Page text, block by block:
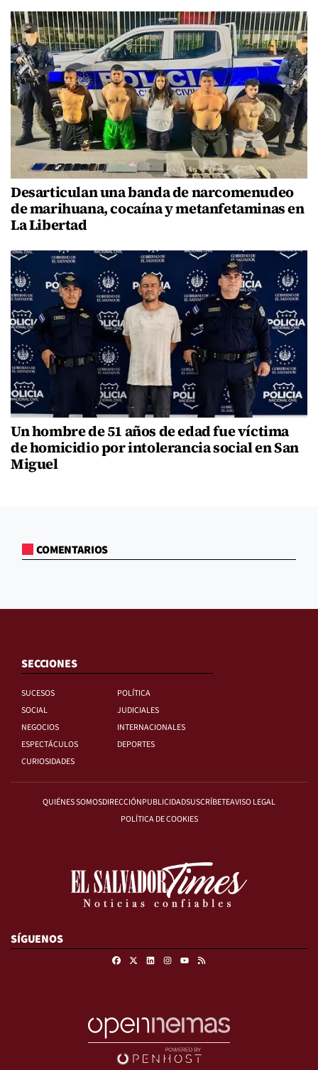
Desarticulan una banda de narcomenudeo
de marihuana, cocaína y metanfetaminas en
La Libertad
Un hombre de 51 años de edad fue víctima
de homicidio por intolerancia social en San
Miguel
COMENTARIOS
SECCIONES
SUCESOS
POLÍTICA
SOCIAL
JUDICIALES
NEGOCIOS
INTERNACIONALES
ESPECTÁCULOS
DEPORTES
CURIOSIDADES
QUIÉNES SOMOSDIRECCIÓNPUBLICIDADSUSCRÍBETEAVISO LEGAL
POLÍTICA DE COOKIES
SÍGUENOS
FacebookLinkedinInstagram